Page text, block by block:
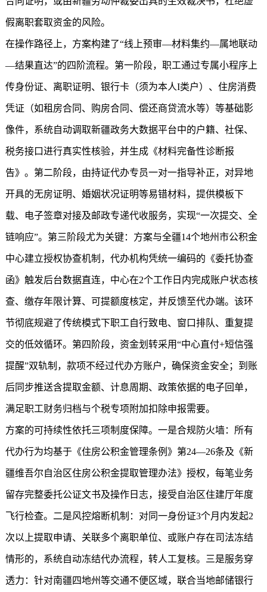
假离职套取资金的风险。
在操作路径上，方案构建了“线上预审—材料集约—属地联动
—结果直达”的四阶流程。第一阶段，职工通过专属小程序上
传身份证、离职证明、银行卡（须为本人I类户）、住房消费
凭证（如租房合同、购房合同、偿还商贷流水等）等基础影
像件，系统自动调取新疆政务大数据平台中的户籍、社保、
税务接口进行真实性核验，并生成《材料完备性诊断报
告》。第二阶段，由持证代办专员一对一指导补正，对异地
开具的无房证明、婚姻状况证明等易错材料，提供模板下
载、电子签章对接及邮政专递代收服务，实现“一次提交、全
链响应”。第三阶段尤为关键：方案与全疆14个地州市公积金
中心建立授权协查机制，代办机构凭统一编码的《委托协查
函》触发后台数据直连，中心在2个工作日内完成账户状态核
查、缴存年限计算、可提额度核定，并反馈至代办端。该环
节彻底规避了传统模式下职工自行致电、窗口排队、重复提
交的低效循环。第四阶段，资金划转采用“中心直付+短信强
提醒”双轨制，款项不经过代办方账户，确保资金安全；到账
后同步推送含提取金额、计息周期、政策依据的电子回单，
满足职工财务归档与个税专项附加扣除申报需要。
方案的可持续性依托三项制度保障。一是合规防火墙：所有
代办行为均基于《住房公积金管理条例》第24—26条及《新
疆维吾尔自治区住房公积金提取管理办法》授权，每笔业务
留存完整委托公证文书及操作日志，接受自治区住建厅年度
飞行检查。二是风控熔断机制：对同一身份证3个月内发起2
次以上提取申请、关联多个离职单位、或账户存在司法冻结
情形的，系统自动冻结代办流程，转人工复核。三是服务穿
透力：针对南疆四地州等交通不便区域，联合当地邮储银行